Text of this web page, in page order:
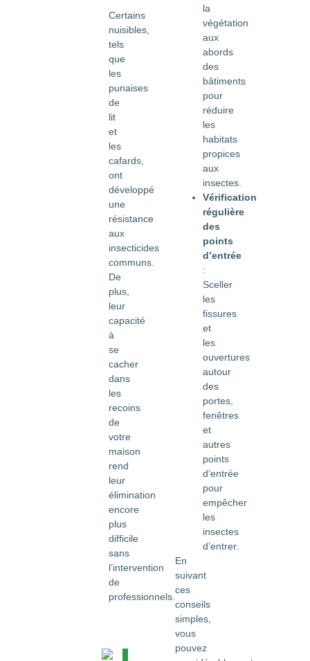
Certains
nuisibles,
tels
que
les
punaises
de
lit
et
les
cafards,
ont
développé
une
résistance
aux
insecticides
communs.
De
plus,
leur
capacité
à
se
cacher
dans
les
recoins
de
votre
maison
rend
leur
élimination
encore
plus
difficile
sans
l’intervention
de
professionnels.
la
végétation
aux
abords
des
bâtiments
pour
réduire
les
habitats
propices
aux
insectes.
Vérification
régulière
des
points
d’entrée
:
Sceller
les
fissures
et
les
ouvertures
autour
des
portes,
fenêtres
et
autres
points
d’entrée
pour
empêcher
les
insectes
d’entrer.
En
suivant
ces
conseils
simples,
vous
pouvez